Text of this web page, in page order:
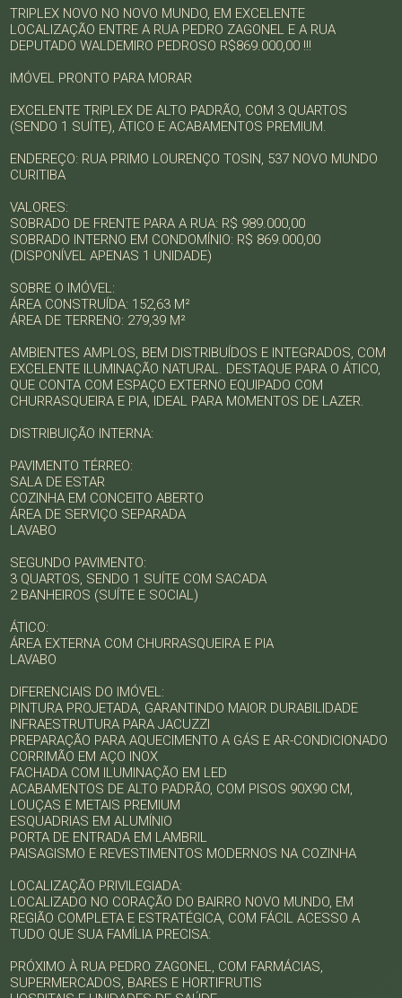
TRIPLEX NOVO NO NOVO MUNDO, EM EXCELENTE
LOCALIZAÇÃO ENTRE A RUA PEDRO ZAGONEL E A RUA
DEPUTADO WALDEMIRO PEDROSO R$869.000,00 !!!
IMÓVEL PRONTO PARA MORAR
EXCELENTE TRIPLEX DE ALTO PADRÃO, COM 3 QUARTOS
(SENDO 1 SUÍTE), ÁTICO E ACABAMENTOS PREMIUM.
ENDEREÇO: RUA PRIMO LOURENÇO TOSIN, 537 NOVO MUNDO
CURITIBA
VALORES:
SOBRADO DE FRENTE PARA A RUA: R$ 989.000,00
SOBRADO INTERNO EM CONDOMÍNIO: R$ 869.000,00
(DISPONÍVEL APENAS 1 UNIDADE)
SOBRE O IMÓVEL:
ÁREA CONSTRUÍDA: 152,63 M²
ÁREA DE TERRENO: 279,39 M²
AMBIENTES AMPLOS, BEM DISTRIBUÍDOS E INTEGRADOS, COM
EXCELENTE ILUMINAÇÃO NATURAL. DESTAQUE PARA O ÁTICO,
QUE CONTA COM ESPAÇO EXTERNO EQUIPADO COM
CHURRASQUEIRA E PIA, IDEAL PARA MOMENTOS DE LAZER.
DISTRIBUIÇÃO INTERNA:
PAVIMENTO TÉRREO:
SALA DE ESTAR
COZINHA EM CONCEITO ABERTO
ÁREA DE SERVIÇO SEPARADA
LAVABO
SEGUNDO PAVIMENTO:
3 QUARTOS, SENDO 1 SUÍTE COM SACADA
2 BANHEIROS (SUÍTE E SOCIAL)
ÁTICO:
ÁREA EXTERNA COM CHURRASQUEIRA E PIA
LAVABO
DIFERENCIAIS DO IMÓVEL:
PINTURA PROJETADA, GARANTINDO MAIOR DURABILIDADE
INFRAESTRUTURA PARA JACUZZI
PREPARAÇÃO PARA AQUECIMENTO A GÁS E AR-CONDICIONADO
CORRIMÃO EM AÇO INOX
FACHADA COM ILUMINAÇÃO EM LED
ACABAMENTOS DE ALTO PADRÃO, COM PISOS 90X90 CM,
LOUÇAS E METAIS PREMIUM
ESQUADRIAS EM ALUMÍNIO
PORTA DE ENTRADA EM LAMBRIL
PAISAGISMO E REVESTIMENTOS MODERNOS NA COZINHA
LOCALIZAÇÃO PRIVILEGIADA:
LOCALIZADO NO CORAÇÃO DO BAIRRO NOVO MUNDO, EM
REGIÃO COMPLETA E ESTRATÉGICA, COM FÁCIL ACESSO A
TUDO QUE SUA FAMÍLIA PRECISA:
PRÓXIMO À RUA PEDRO ZAGONEL, COM FARMÁCIAS,
SUPERMERCADOS, BARES E HORTIFRUTIS